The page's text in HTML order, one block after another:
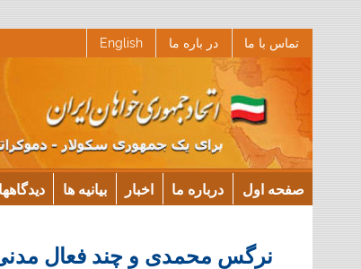
تماس با ما در باره ما English
صفحه اول درباره ما اخبار بیانیه ها دیدگاهها
نرگس محمدی و چند فعال